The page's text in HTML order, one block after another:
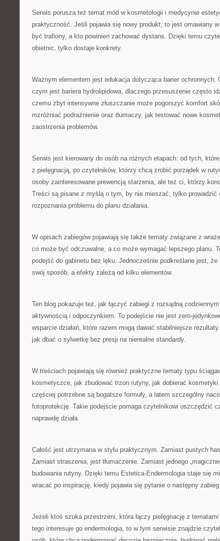
Serwis porusza też temat mód w kosmetologii i medycynie
praktyczność. Jeśli pojawia się nowy produkt, to jest omawiany
być trafiony, a kto powinien zachować dystans. Dzięki temu
obietnic, tylko dostaje konkrety.
Ważnym elementem jest edukacja dotycząca barier ochronnych.
czym jest bariera hydrolipidowa, dlaczego przesuszenie często
czemu zbyt intensywne złuszczanie może pogorszyć komfort
rozróżniać podrażnienie oraz tłumaczy, jak testować nowe
zaostrzenia problemów.
Serwis jest kierowany do osób na różnych etapach: od tych,
z pielęgnacją, po czytelników, którzy chcą zrobić porządek w
osoby zainteresowane prewencją starzenia, ale też ci, którzy
Treści są pisane z myślą o tym, by nie mieszać, tylko prowadzić
rozpoznania problemu do planu działania.
W opisach zabiegów pojawiają się także tematy związane z
co może być odczuwalne, a co może wymagać lepszego planu.
podejść do gabinetu bez lęku. Jednocześnie podkreślane jest,
swój sposób, a efekty zależą od kilku elementów.
Ten blog pokazuje też, jak łączyć zabiegi z rozsądną
aktywnością i odpoczynkiem. To podejście nie jest zero-
wsparcie działań, które razem mogą dawać stabilniejsze
jak dbać o sylwetkę bez presji na nierealne standardy.
W treściach pojawiają się również praktyczne tematy typu
kosmetyczce, jak zbudować trzon rutyny, jak dobierać
częściej potrzebne są bogatsze formuły, a latem szczególny
fotoprotekcję. Takie podejście pomaga czytelnikowi oszczędzić
naprawdę działa.
Całość jest utrzymana w stylu praktycznym. Zamiast pustych
Zamiast straszenia, jest tłumaczenie. Zamiast jednego
budowania rutyny. Dzięki temu Estetica-Endermologia staje się
wracać po inspirację, kiedy pojawia się pytanie o następny
Jeżeli ktoś szuka przestrzeni, która łączy pielęgnację z
tego interesuje go endermologia, to w tym serwisie znajdzie